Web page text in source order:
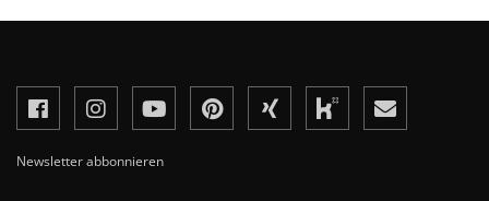
Newsletter abbonnieren